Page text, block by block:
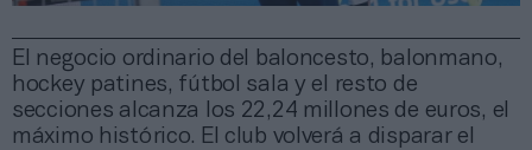
El negocio ordinario del baloncesto, balonmano,
hockey patines, fútbol sala y el resto de
secciones alcanza los 22,24 millones de euros, el
máximo histórico. El club volverá a disparar el